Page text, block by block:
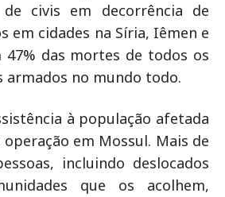
civis em decorrência de
em cidades na Síria, Iêmen e
47% das mortes de todos os
armados no mundo todo.
à população afetada
em Mossul. Mais de
incluindo deslocados
que os acolhem,